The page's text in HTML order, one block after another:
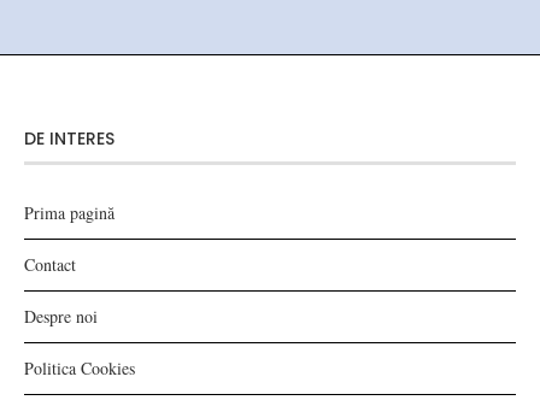
DE INTERES
Prima pagină
Contact
Despre noi
Politica Cookies